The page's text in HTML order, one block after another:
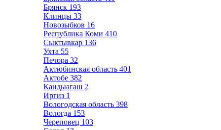
Брянск 193
Клинцы 33
Новозыбков 16
Республика Коми 410
Сыктывкар 136
Ухта 55
Печора 32
Актюбинская область 401
Актобе 382
Кандыагаш 2
Иргиз 1
Вологодская область 398
Вологда 153
Череповец 103